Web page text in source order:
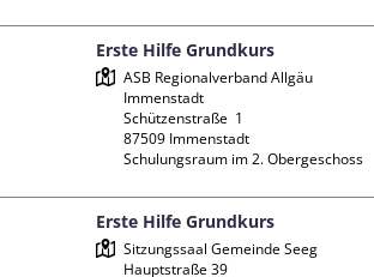
Erste Hilfe Grundkurs
ASB Regionalverband Allgäu
Immenstadt
Schützenstraße  1
87509 Immenstadt
Schulungsraum im 2. Obergeschoss
Erste Hilfe Grundkurs
Sitzungssaal Gemeinde Seeg
Hauptstraße 39